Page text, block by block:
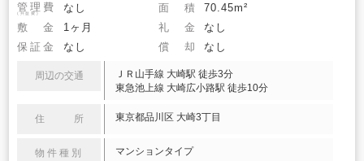
管理費
(共益費) なし 面 積
70.45m²
敷 金
1ヶ月 礼 金
なし
保証金
なし 償 却 なし
周辺の交通
ＪＲ山手線 大崎駅 徒歩3分
東急池上線 大崎広小路駅 徒歩10分
住 所 東京都品川区 大崎3丁目
物件種別 マンションタイプ